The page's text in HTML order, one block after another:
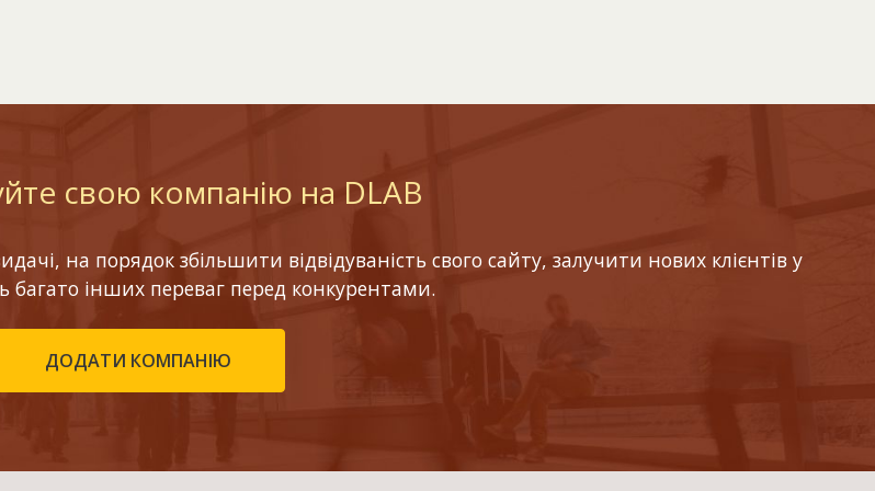
свою компанію на DLAB
на порядок збільшити відвідуваність свого сайту, залучити нових клієнтів у
багато інших переваг перед конкурентами.
ДОДАТИ КОМПАНІЮ